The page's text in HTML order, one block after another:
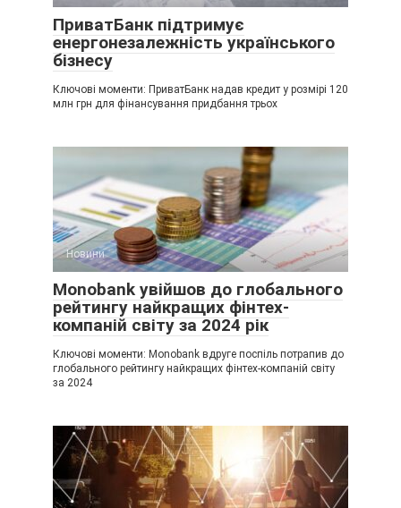
ПриватБанк підтримує
енергонезалежність українського
бізнесу
Ключові моменти: ПриватБанк надав кредит у розмірі 120
млн грн для фінансування придбання трьох
Новини
Monobank увійшов до глобального
рейтингу найкращих фінтех-
компаній світу за 2024 рік
Ключові моменти: Monobank вдруге поспіль потрапив до
глобального рейтингу найкращих фінтех-компаній світу
за 2024